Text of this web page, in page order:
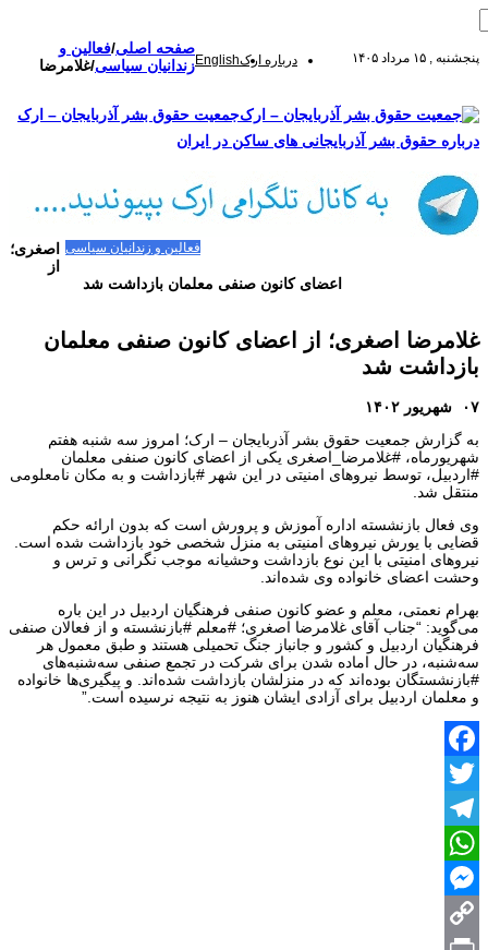
پنجشنبه , ۱۵ مرداد ۱۴۰۵ درباره ارکEnglish
جمعیت حقوق بشر آذربایجان – ارک
درباره حقوق بشر آذربایجانی های ساکن در ایران
فعالین و زندانیان سیاسی
صفحه اصلی/فعالین و
زندانیان سیاسی/غلامرضا
اصغری؛
از
اعضای کانون صنفی معلمان بازداشت شد
غلامرضا اصغری؛ از اعضای کانون صنفی معلمان
بازداشت شد
۰۷ شهریور ۱۴۰۲
به گزارش جمعیت حقوق بشر آذربایجان – ارک؛ امروز سه شنبه هفتم
شهریورماه، #غلامرضا_اصغری یکی از اعضای کانون صنفی معلمان
#اردبیل، توسط نیروهای امنیتی در این شهر #بازداشت و به مکان نامعلومی
منتقل شد.
وی فعال بازنشسته اداره آموزش و پرورش است که بدون ارائه حکم
قضایی با یورش نیروهای امنیتی به منزل شخصی خود بازداشت شده است.
نیروهای امنیتی با این نوع بازداشت وحشیانه موجب نگرانی و ترس و
وحشت اعضای خانواده وی شده‌اند.
بهرام نعمتی، معلم و عضو کانون صنفی فرهنگیان اردبیل در این باره
می‌گوید: “جناب آقای غلامرضا اصغری؛ #معلم #بازنشسته و از فعالان صنفی
فرهنگیان اردبیل و کشور و جانباز جنگ تحمیلی هستند و طبق معمول هر
سه‌شنبه، در حال اماده شدن برای شرکت در تجمع صنفی سه‌شنبه‌های
#بازنشستگان بوده‌اند که در منزلشان بازداشت شده‌اند. و پیگیری‌ها خانواده
و معلمان اردبیل برای آزادی ایشان هنوز به نتیجه نرسیده است.”
Facebook
Twitter
Telegram
WhatsApp
Messenger